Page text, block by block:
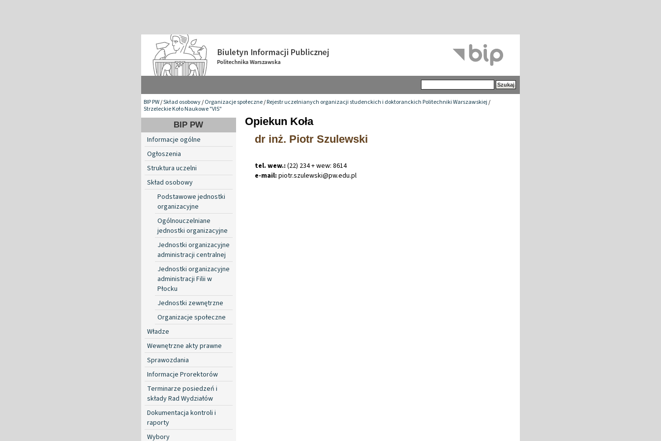
BIP PW/Skład osobowy/Organizacje społeczne/Rejestr uczelnianych organizacji studenckich i doktoranckich Politechniki Warszawskiej/
Strzeleckie Koło Naukowe "VIS"
BIP PW
Informacje ogólne
Ogłoszenia
Struktura uczelni
Skład osobowy
Podstawowe jednostki
organizacyjne
Ogólnouczelniane
jednostki organizacyjne
Jednostki organizacyjne
administracji centralnej
Jednostki organizacyjne
administracji Filii w
Płocku
Jednostki zewnętrzne
Organizacje społeczne
Władze
Wewnętrzne akty prawne
Sprawozdania
Informacje Prorektorów
Terminarze posiedzeń i
składy Rad Wydziałów
Dokumentacja kontroli i
raporty
Wybory
Opiekun Koła
dr inż. Piotr Szulewski
tel. wew.: (22) 234 + wew: 8614
e-mail: piotr.szulewski@pw.edu.pl